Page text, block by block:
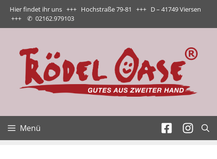
Zum
Inhalt
springen
Hier findet ihr uns +++ Hochstraße 79-81 +++ D – 41749 Viersen
+++ ✆ 02162.979103
Menü